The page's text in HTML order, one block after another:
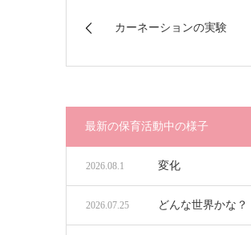
カーネーションの実験
最新の保育活動中の様子
変化
2026.08.1
どんな世界かな？
2026.07.25